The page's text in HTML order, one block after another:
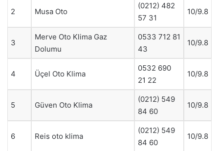
2 Musa Oto
(0212) 482
57 31
10/9.8
3
Merve Oto Klima Gaz
Dolumu
0533 712 81
43
10/9.8
4 Üçel Oto Klima
0532 690
21 22
10/9.8
5 Güven Oto Klima
(0212) 549
84 60
10/9.8
6 Reis oto klima
(0212) 549
84 60
10/9.8